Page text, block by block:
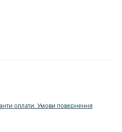
оплати. Умови повернення